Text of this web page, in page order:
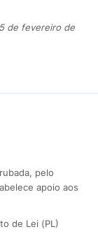
de fevereiro de
pelo
apoio aos
de Lei (PL)